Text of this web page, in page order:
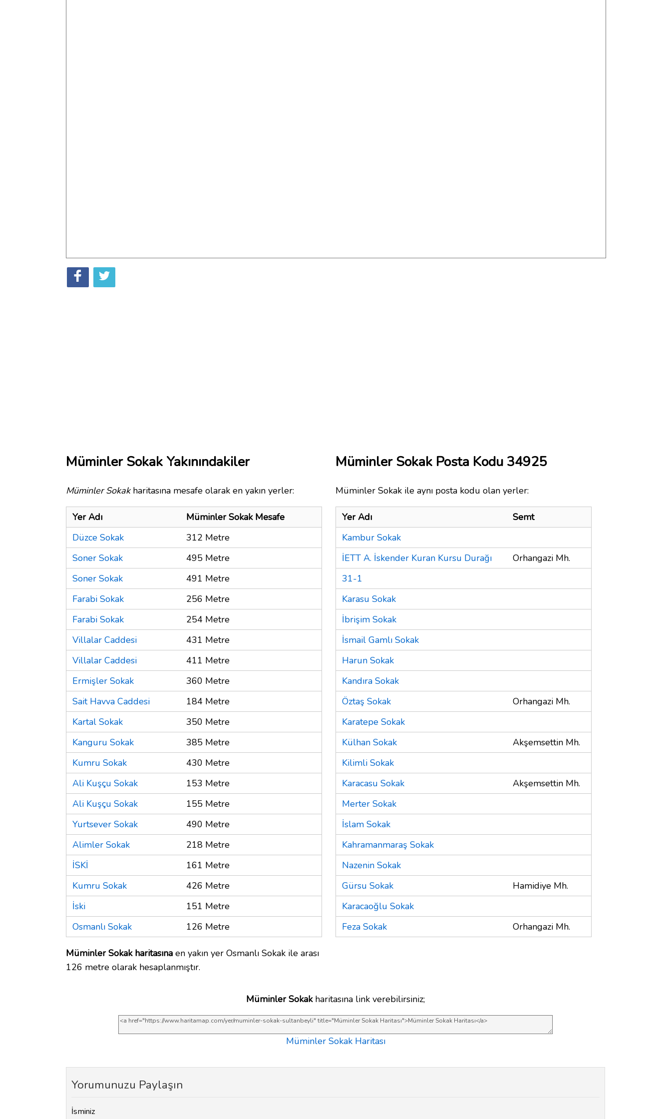
Müminler Sokak Yakınındakiler
Müminler Sokakharitasına mesafe olarak en yakın yerler:
Yer Adı
Müminler Sokak Mesafe
Düzce Sokak
312 Metre
Soner Sokak
495 Metre
Soner Sokak
491 Metre
Farabi Sokak
256 Metre
Farabi Sokak
254 Metre
Villalar Caddesi
431 Metre
Villalar Caddesi
411 Metre
Ermişler Sokak
360 Metre
Sait Havva Caddesi
184 Metre
Kartal Sokak
350 Metre
Kanguru Sokak
385 Metre
Kumru Sokak
430 Metre
Ali Kuşçu Sokak
153 Metre
Ali Kuşçu Sokak
155 Metre
Yurtsever Sokak
490 Metre
Alimler Sokak
218 Metre
İSKİ
161 Metre
Kumru Sokak
426 Metre
İski
151 Metre
Osmanlı Sokak
126 Metre
Müminler Sokak haritasına en yakın yer Osmanlı Sokak ile arası
126 metre olarak hesaplanmıştır.
Müminler Sokak Posta Kodu 34925
Müminler Sokak ile aynı posta kodu olan yerler:
Yer Adı
Semt
Kambur Sokak
İETT A. İskender Kuran Kursu Durağı
Orhangazi Mh.
31-1
Karasu Sokak
İbrişim Sokak
İsmail Gamlı Sokak
Harun Sokak
Kandıra Sokak
Öztaş Sokak
Orhangazi Mh.
Karatepe Sokak
Külhan Sokak
Akşemsettin Mh.
Kilimli Sokak
Karacasu Sokak
Akşemsettin Mh.
Merter Sokak
İslam Sokak
Kahramanmaraş Sokak
Nazenin Sokak
Gürsu Sokak
Hamidiye Mh.
Karacaoğlu Sokak
Feza Sokak
Orhangazi Mh.
Müminler Sokakharitasına link verebilirsiniz;
Müminler Sokak Haritası
Yorumunuzu Paylaşın
İsminiz